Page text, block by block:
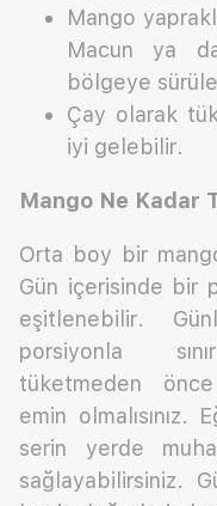
Mango
Macun ya
bölgeye
Çay olarak
iyi gelebilir.
Mango Ne Kadar
Orta boy bir
Gün içerisinde bir
eşitlenebilir.
porsiyonla
tüketmeden önce
emin
serin yerde
sağlayabilirsiniz.